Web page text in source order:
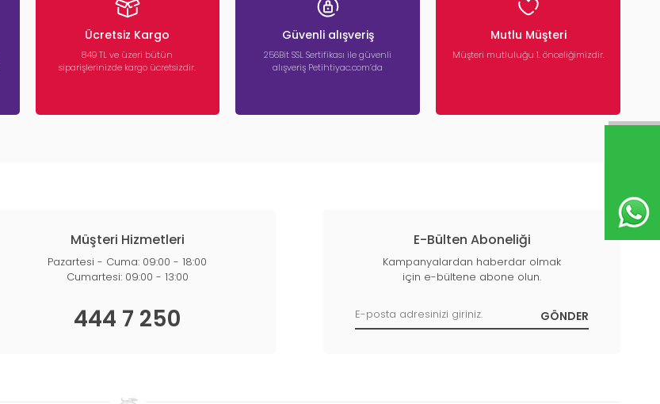
Ücretsiz Kargo
849 TL ve üzeri bütün
siparişlerinizde kargo ücretsizdir.
Güvenli alışveriş
256Bit SSL Sertifikası ile güvenli
alışveriş Petihtiyac.com’da
Mutlu Müşteri
Müşteri mutluluğu 1. önceliğimizdir.
Müşteri Hizmetleri
Pazartesi - Cuma: 09:00 - 18:00
Cumartesi: 09:00 - 13:00
444 7 250
E-Bülten Aboneliği
Kampanyalardan haberdar olmak
için e-bültene abone olun.